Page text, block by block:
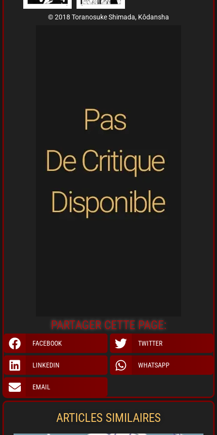
© 2018 Toranosuke Shimada, Kôdansha
PARTAGER CETTE PAGE:
FACEBOOK TWITTER
LINKEDIN WHATSAPP
EMAIL
ARTICLES SIMILAIRES